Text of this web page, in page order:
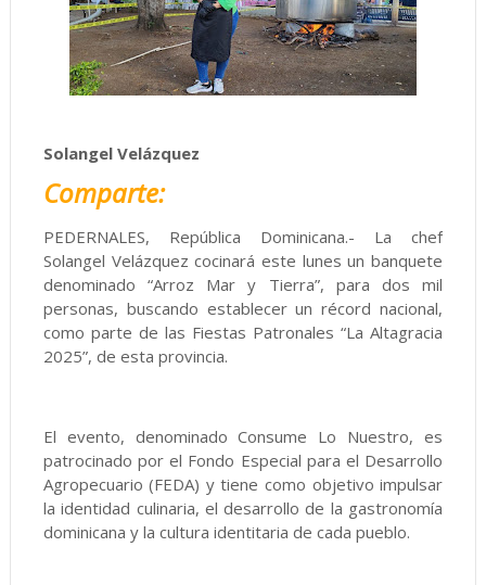
Solangel Velázquez
Comparte:
PEDERNALES, República Dominicana.- La chef
Solangel Velázquez cocinará este lunes un banquete
denominado “Arroz Mar y Tierra”, para dos mil
personas, buscando establecer un récord nacional,
como parte de las Fiestas Patronales “La Altagracia
2025”, de esta provincia.
El evento, denominado Consume Lo Nuestro, es
patrocinado por el Fondo Especial para el Desarrollo
Agropecuario (FEDA) y tiene como objetivo impulsar
la identidad culinaria, el desarrollo de la gastronomía
dominicana y la cultura identitaria de cada pueblo.